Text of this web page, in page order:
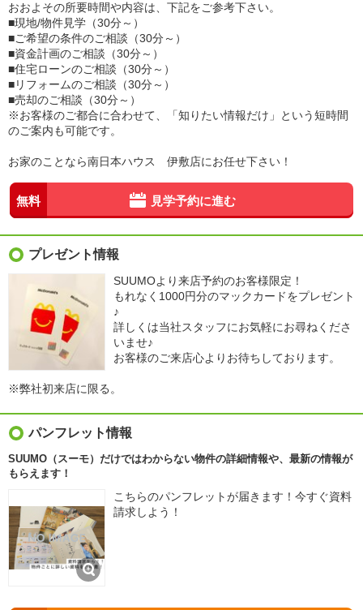
おおよその所要時間や内容は、下記をご参考下さい。
■現地/物件見学（30分～）
■ご希望の条件のご相談（30分～）
■資金計画のご相談（30分～）
■住宅ローンのご相談（30分～）
■リフォームのご相談（30分～）
■売却のご相談（30分～）
※お客様のご都合に合わせて、「知りたい情報だけ」という短時間
のご案内も可能です。
お家のことなら南日本ハウス 伊敷店にお任せ下さい！
無料 見学予約に進む
プレゼント情報
SUUMOより来店予約のお客様限定！
もれなく1000円分のマックカードをプレゼント
♪
詳しくは当社スタッフにお気軽にお尋ねくださ
いませ♪
お客様のご来店心よりお待ちしております。
※弊社初来店に限る。
パンフレット情報
SUUMO（スーモ）だけではわからない物件の詳細情報や、最新の情報が
もらえます！
こちらのパンフレットが届きます！今すぐ資料
請求しよう！